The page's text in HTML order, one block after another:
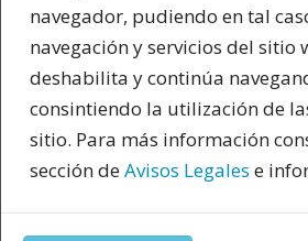
navegador, pudiendo en tal
navegación y servicios del sitio
deshabilita y continúa
consintiendo la utilización de
sitio. Para más información
sección deAvisos Legales e
estar de acuerdo con nuestra
INICIO|BLOGS|BLOG DE PSIQUIATRIA.COM|
PSICOLOGOS PSIQUIATRAS. EXPERIENCIA
MENTAL Y ESTILOS DE VIDA
Blog de psiquiatria.com